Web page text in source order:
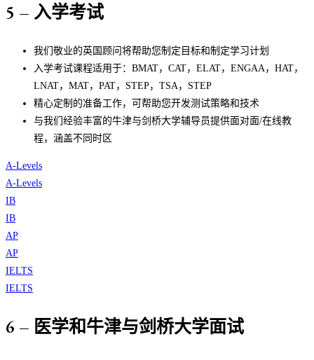
5 – 入学考试
我们敬业的英国顾问将帮助您制定目标和制定学习计划
入学考试课程适用于：BMAT，CAT，ELAT，ENGAA，HAT，
LNAT，MAT，PAT，STEP，TSA，STEP
精心定制的准备工作，可帮助您开发测试策略和技术
与我们经验丰富的牛津与剑桥大学辅导员提供面对面/在线教
程，涵盖不同时区
A-Levels
A-Levels
IB
IB
AP
AP
IELTS
IELTS
6 – 医学和牛津与剑桥大学面试